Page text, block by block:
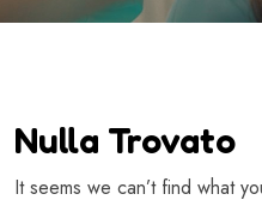
Nulla Trovato
It seems we can’t find what